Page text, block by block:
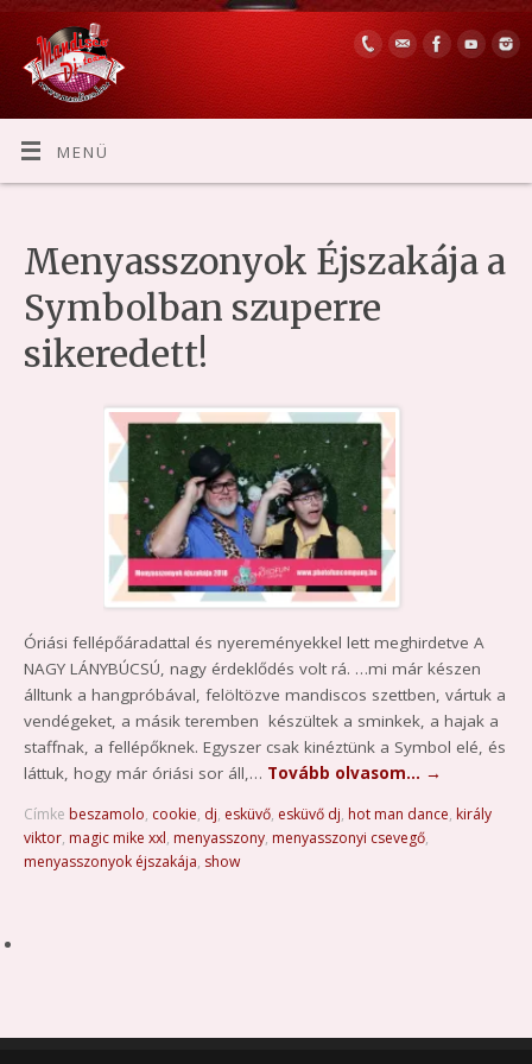
MENÜ
Menyasszonyok Éjszakája a
Symbolban szuperre
sikeredett!
Óriási fellépőáradattal és nyereményekkel lett meghirdetve A
NAGY LÁNYBÚCSÚ, nagy érdeklődés volt rá. …mi már készen
álltunk a hangpróbával, felöltözve mandiscos szettben, vártuk a
vendégeket, a másik teremben készültek a sminkek, a hajak a
staffnak, a fellépőknek. Egyszer csak kinéztünk a Symbol elé, és
láttuk, hogy már óriási sor áll,… Tovább olvasom… →
Címke beszamolo, cookie, dj, esküvő, esküvő dj, hot man dance, király
viktor, magic mike xxl, menyasszony, menyasszonyi csevegő,
menyasszonyok éjszakája, show